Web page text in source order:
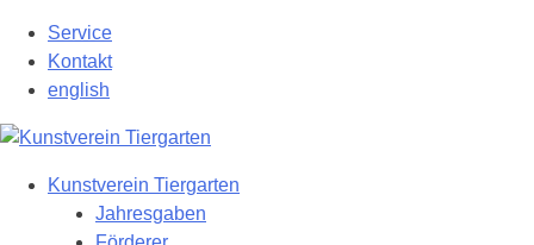
Hauptinhalt
springen
Service
Kontakt
english
Kunstverein Tiergarten
Jahresgaben